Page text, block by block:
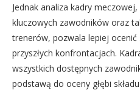
Jednak analiza kadry
kluczowych zawodników oraz
trenerów, pozwala lepiej
przyszłych konfrontacjach.
wszystkich dostępnych
podstawą do oceny głębi